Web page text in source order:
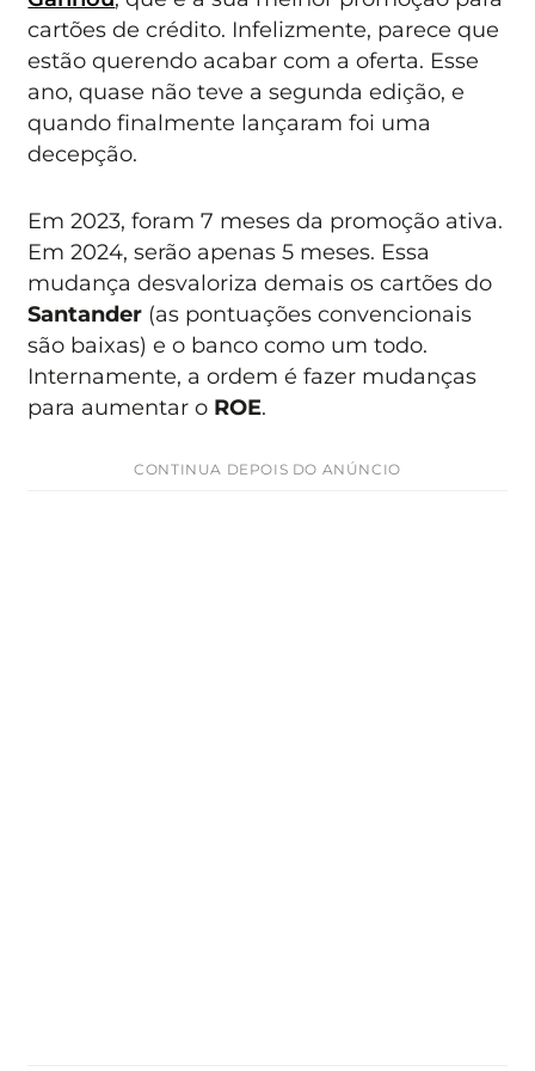
cartões de crédito. Infelizmente, parece que
estão querendo acabar com a oferta. Esse
ano, quase não teve a segunda edição, e
quando finalmente lançaram foi uma
decepção.
Em 2023, foram 7 meses da promoção ativa.
Em 2024, serão apenas 5 meses. Essa
mudança desvaloriza demais os cartões do
Santander (as pontuações convencionais
são baixas) e o banco como um todo.
Internamente, a ordem é fazer mudanças
para aumentar o ROE.
CONTINUA DEPOIS DO ANÚNCIO